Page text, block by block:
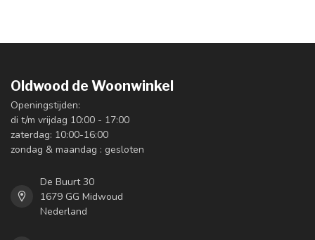
Oldwood de Woonwinkel
Openingstijden:
di t/m vrijdag 10:00 - 17:00
zaterdag: 10:00-16:00
zondag & maandag : gesloten
De Buurt 30
1679 GG Midwoud
Nederland